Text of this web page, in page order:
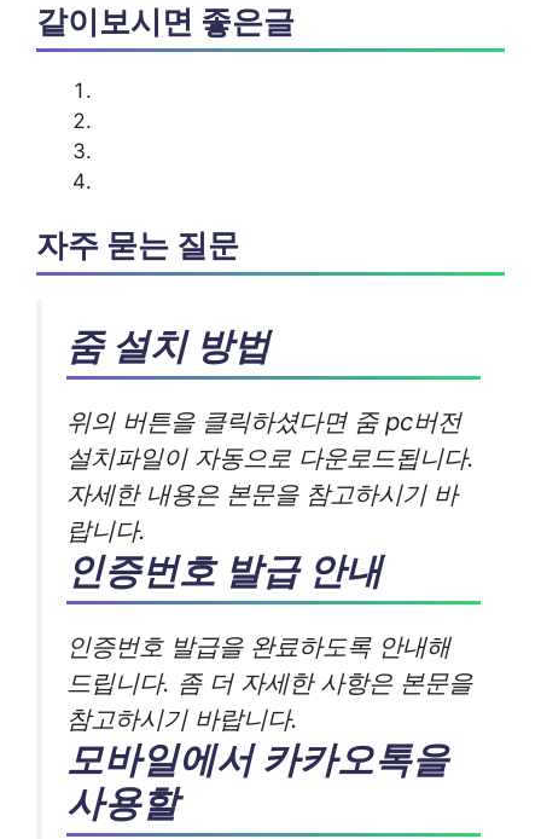
같이보시면 좋은글
자주 묻는 질문
줌 설치 방법
위의 버튼을 클릭하셨다면 줌 pc버전
설치파일이 자동으로 다운로드됩니다.
자세한 내용은 본문을 참고하시기 바
랍니다.
인증번호 발급 안내
인증번호 발급을 완료하도록 안내해
드립니다. 좀 더 자세한 사항은 본문을
참고하시기 바랍니다.
모바일에서 카카오톡을
사용할